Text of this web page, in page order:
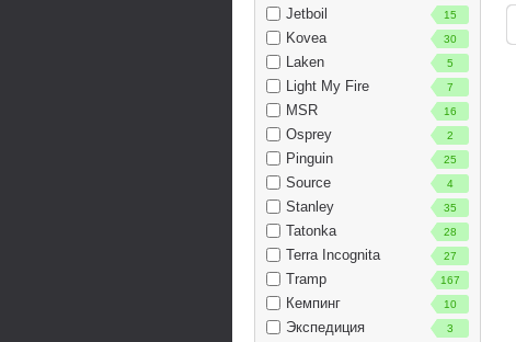
Jetboil 15
Kovea 30
Laken 5
Light My Fire 7
MSR 16
Osprey 2
Pinguin 25
Source 4
Stanley 35
Tatonka 28
Terra Incognita 27
Tramp 167
Кемпинг 10
Экспедиция 3